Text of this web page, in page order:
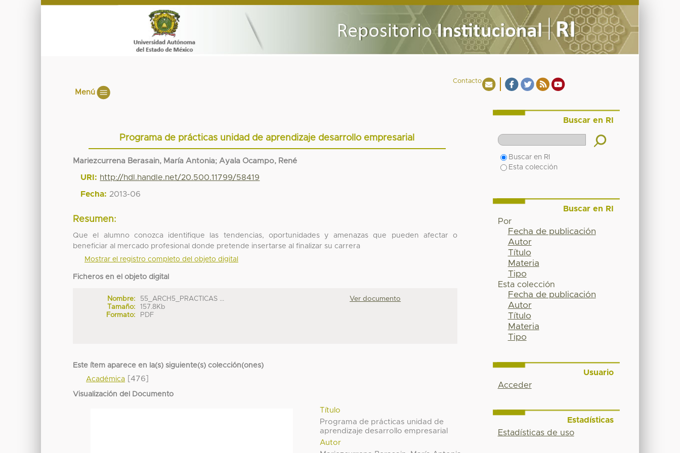
Contacto
Menú
Programa de prácticas unidad de aprendizaje desarrollo empresarial
Mariezcurrena Berasain, María Antonia; Ayala Ocampo, René
URI: http://hdl.handle.net/20.500.11799/58419
Fecha: 2013-06
Resumen:
Que el alumno conozca identifique las tendencias, oportunidades y amenazas que pueden afectar o
beneficiar al mercado profesional donde pretende insertarse al finalizar su carrera
Mostrar el registro completo del objeto digital
Ficheros en el objeto digital
Nombre:
55_ARCH5_PRACTICAS ...
Tamaño:
157.8Kb
Formato:
PDF
Ver documento
Este ítem aparece en la(s) siguiente(s) colección(ones)
Académica [476]
Visualización del Documento
Título
Programa de prácticas unidad de
aprendizaje desarrollo empresarial
Autor
Buscar en RI
Buscar en RI
Esta colección
Buscar en RI
Por
Fecha de publicación
Autor
Título
Materia
Tipo
Esta colección
Fecha de publicación
Autor
Título
Materia
Tipo
Usuario
Acceder
Estadísticas
Estadísticas de uso